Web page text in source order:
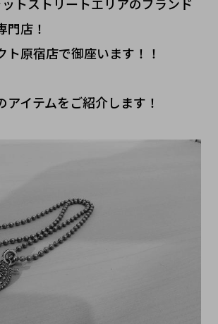
トストリートエリアのブランド
門店！
ト原宿店で御座います！！
アイテムをご紹介します！